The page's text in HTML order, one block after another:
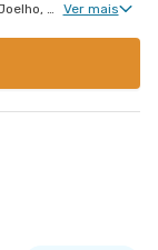
Ortopedia de Coluna, Ortopedia Geral, Cirurgia de Joelho, Cirurgia de Coluna Ver mais